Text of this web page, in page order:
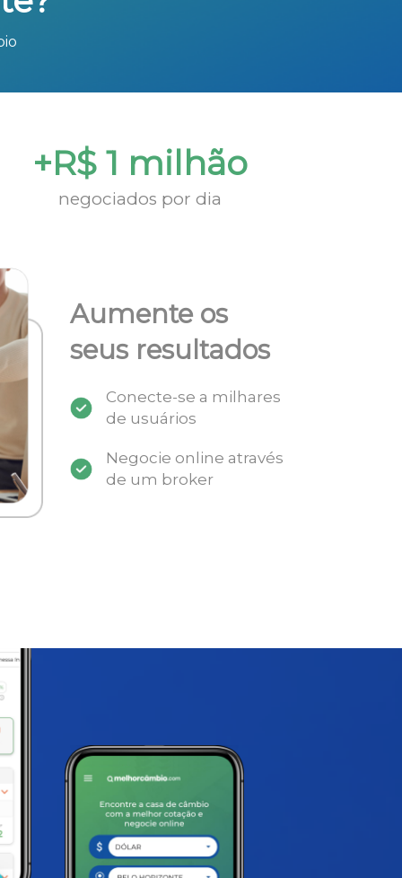
+R$ 1 milhão
negociados por dia
Aumente os
seus resultados
Conecte-se a milhares
de usuários
Negocie online através
de um broker